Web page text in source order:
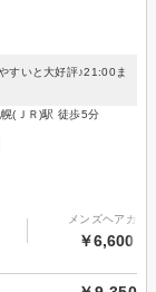
すいと大好評♪21:00ま
(ＪＲ)駅 徒歩5分
メンズヘアカラ
￥6,600～